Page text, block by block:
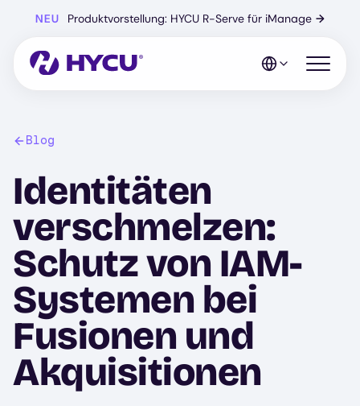
Hauptinhalt
NEU Produktvorstellung: HYCU R-Serve für iManage →
Mobiles
Blog
Identitäten
verschmelzen:
Schutz von IAM-
Systemen bei
Fusionen und
Akquisitionen